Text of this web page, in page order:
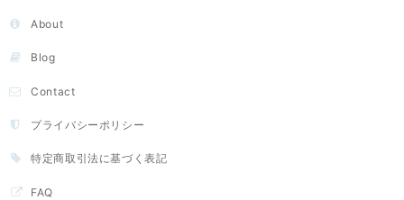
About
Blog
Contact
プライバシーポリシー
特定商取引法に基づく表記
FAQ